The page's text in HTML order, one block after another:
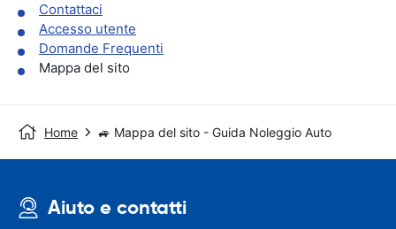
Contattaci
Accesso utente
Domande Frequenti
Mappa del sito
Home 🚙 Mappa del sito - Guida Noleggio Auto
Aiuto e contatti